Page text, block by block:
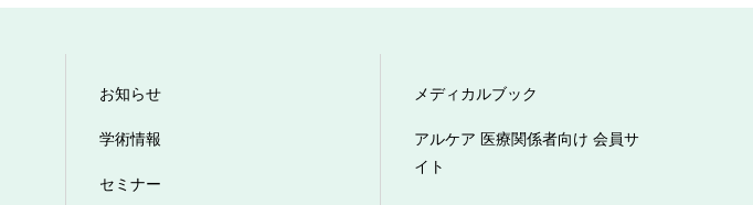
お知らせ
学術情報
セミナー
メディカルブック
アルケア 医療関係者向け 会員サ
イト